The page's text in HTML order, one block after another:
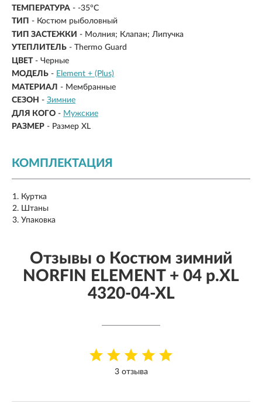
ТЕМПЕРАТУРА - -35°C
ТИП - Костюм рыболовный
ТИП ЗАСТЕЖКИ - Молния; Клапан; Липучка
УТЕПЛИТЕЛЬ - Thermo Guard
ЦВЕТ - Черные
МОДЕЛЬ - Element + (Plus)
МАТЕРИАЛ - Мембранные
СЕЗОН - Зимние
ДЛЯ КОГО - Мужские
РАЗМЕР - Размер XL
КОМПЛЕКТАЦИЯ
Куртка
Штаны
Упаковка
Отзывы о Костюм зимний
NORFIN ELEMENT + 04 р.XL
4320-04-XL
3 отзыва